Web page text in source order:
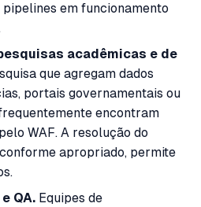
pipelines em funcionamento
acadêmicas e de
que agregam dados
portais governamentais ou
encontram
WAF. A resolução do
conforme apropriado, permite
QA. Equipes de